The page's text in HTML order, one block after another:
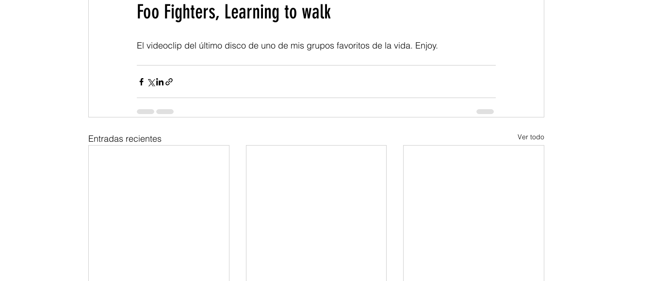
Foo Fighters, Learning to walk
El videoclip del último disco de uno de mis grupos favoritos de la vida. Enjoy.
Entradas recientes Ver todo